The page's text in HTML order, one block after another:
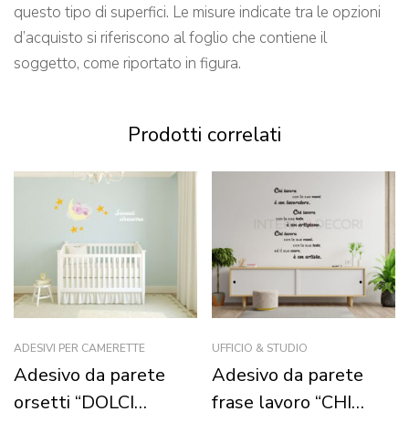
questo tipo di superfici. Le misure indicate tra le opzioni
d’acquisto si riferiscono al foglio che contiene il
soggetto, come riportato in figura.
Prodotti correlati
ADESIVI PER CAMERETTE
Adesivo da parete
orsetti “DOLCI
UFFICIO & STUDIO
Adesivo da parete
frase lavoro “CHI